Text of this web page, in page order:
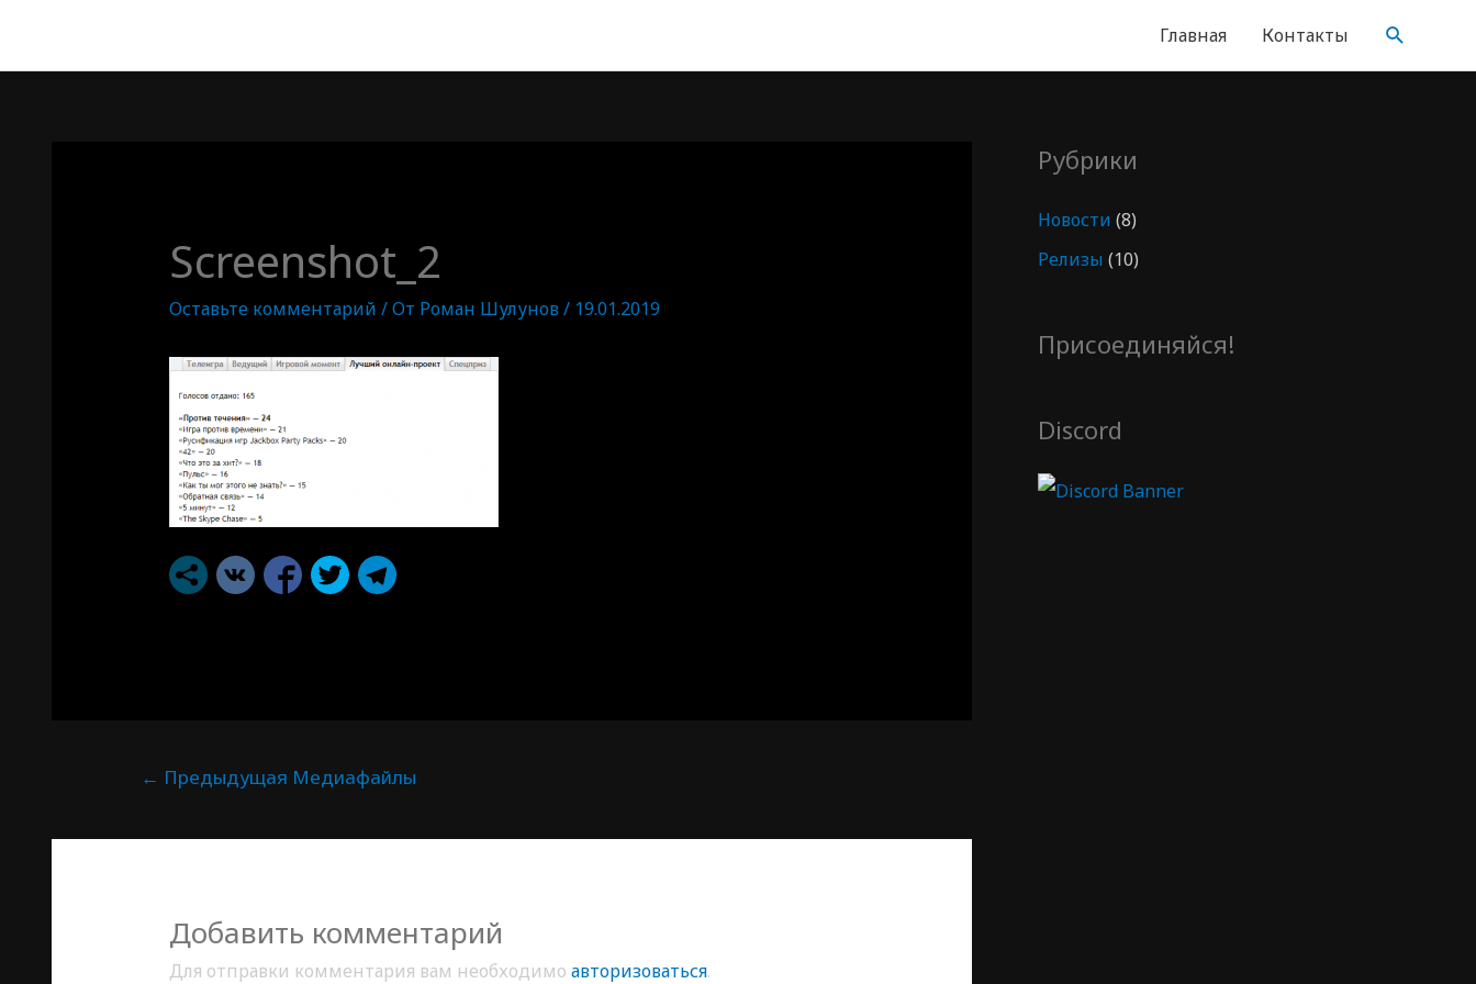
Главная Контакты
Screenshot_2
Оставьте комментарий / От Роман Шулунов / 19.01.2019
← Предыдущая Медиафайлы
Добавить комментарий
Для отправки комментария вам необходимо авторизоваться.
Рубрики
Новости (8)
Релизы (10)
Присоединяйся!
Discord